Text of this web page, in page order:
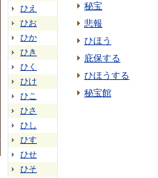
ひえ
ひお
ひか
ひき
ひく
ひけ
ひこ
ひさ
ひし
ひす
ひせ
ひそ
秘宝
悲報
ひほう
庇保する
ひほうする
秘宝館